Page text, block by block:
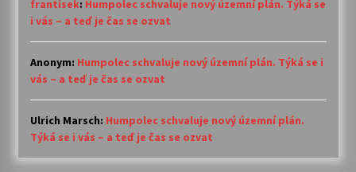
frantisek: Humpolec schvaluje nový územní plán. Týká se
i vás – a teď je čas se ozvat
Anonym: Humpolec schvaluje nový územní plán. Týká se i
vás – a teď je čas se ozvat
Ulrich Marsch: Humpolec schvaluje nový územní plán.
Týká se i vás – a teď je čas se ozvat